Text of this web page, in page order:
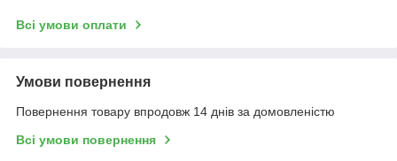
Всі умови оплати
Умови повернення
Повернення товару впродовж 14 днів за домовленістю
Всі умови повернення